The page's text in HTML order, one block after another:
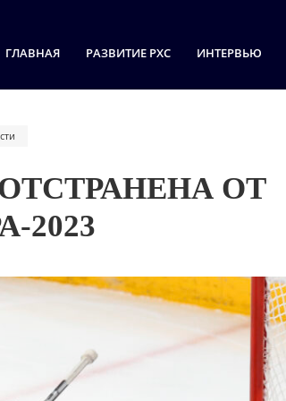
ГЛАВНАЯ РАЗВИТИЕ РХС ИНТЕРВЬЮ
ОТ
2023